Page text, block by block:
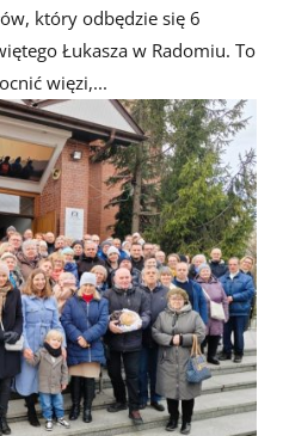
który odbędzie się 6
Łukasza w Radomiu. To
więzi,...